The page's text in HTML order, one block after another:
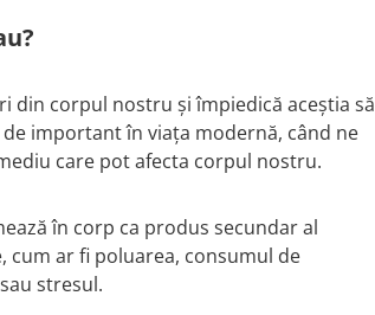
din corpul nostru și împiedică aceștia să
important în viața modernă, când ne
care pot afecta corpul nostru.
în corp ca produs secundar al
cum ar fi poluarea, consumul de
stresul.